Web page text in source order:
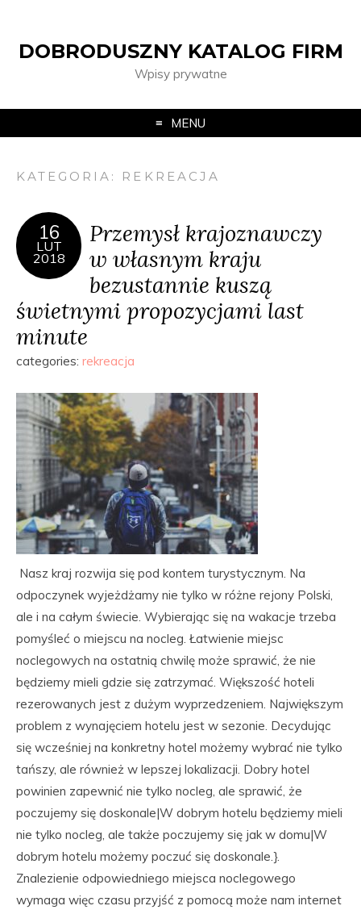
DOBRODUSZNY KATALOG FIRM
Wpisy prywatne
MENU
KATEGORIA: REKREACJA
16
LUT
2018
Przemysł krajoznawczy
w własnym kraju
bezustannie kuszą
świetnymi propozycjami last
minute
categories: rekreacja
Nasz kraj rozwija się pod kontem turystycznym. Na
odpoczynek wyjeżdżamy nie tylko w różne rejony Polski,
ale i na całym świecie. Wybierając się na wakacje trzeba
pomyśleć o miejscu na nocleg. Łatwienie miejsc
noclegowych na ostatnią chwilę może sprawić, że nie
będziemy mieli gdzie się zatrzymać. Większość hoteli
rezerowanych jest z dużym wyprzedzeniem. Największym
problem z wynajęciem hotelu jest w sezonie. Decydując
się wcześniej na konkretny hotel możemy wybrać nie tylko
tańszy, ale również w lepszej lokalizacji. Dobry hotel
powinien zapewnić nie tylko nocleg, ale sprawić, że
poczujemy się doskonale|W dobrym hotelu będziemy mieli
nie tylko nocleg, ale także poczujemy się jak w domu|W
dobrym hotelu możemy poczuć się doskonale.}.
Znalezienie odpowiedniego miejsca noclegowego
wymaga więc czasu przyjść z pomocą może nam internet